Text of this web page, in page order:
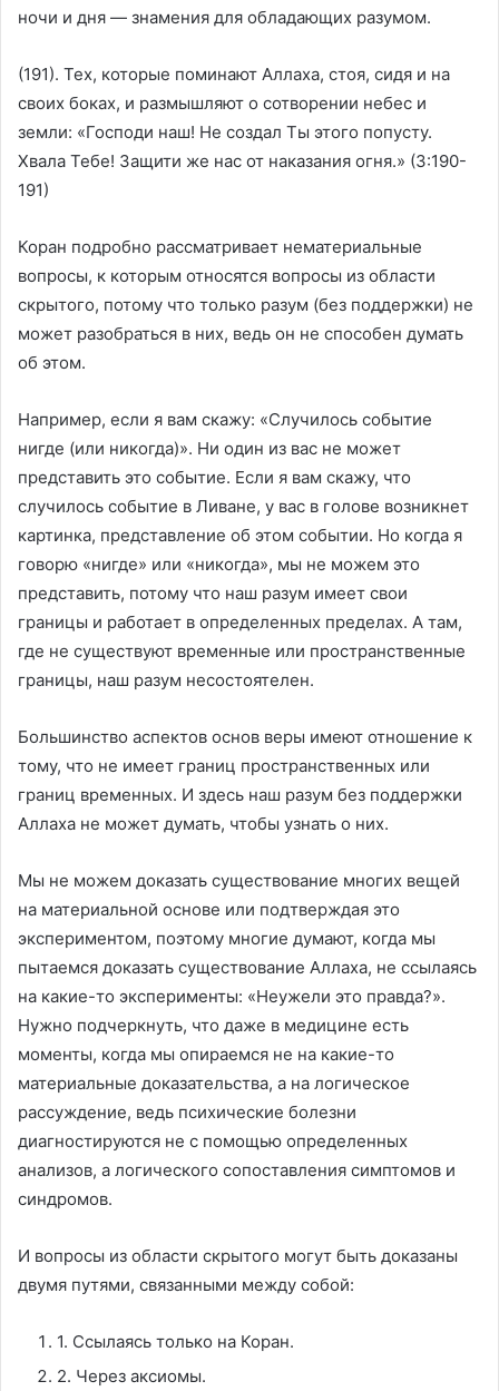
ночи и дня — знамения для обладающих разумом.
(191). Тех, которые поминают Аллаха, стоя, сидя и на
своих боках, и размышляют о сотворении небес и
земли: «Господи наш! Не создал Ты этого попусту.
Хвала Тебе! Защити же нас от наказания огня.» (3:190-
191)
Коран подробно рассматривает нематериальные
вопросы, к которым относятся вопросы из области
скрытого, потому что только разум (без поддержки) не
может разобраться в них, ведь он не способен думать
об этом.
Например, если я вам скажу: «Случилось событие
нигде (или никогда)». Ни один из вас не может
представить это событие. Если я вам скажу, что
случилось событие в Ливане, у вас в голове возникнет
картинка, представление об этом событии. Но когда я
говорю «нигде» или «никогда», мы не можем это
представить, потому что наш разум имеет свои
границы и работает в определенных пределах. А там,
где не существуют временные или пространственные
границы, наш разум несостоятелен.
Большинство аспектов основ веры имеют отношение к
тому, что не имеет границ пространственных или
границ временных. И здесь наш разум без поддержки
Аллаха не может думать, чтобы узнать о них.
Мы не можем доказать существование многих вещей
на материальной основе или подтверждая это
экспериментом, поэтому многие думают, когда мы
пытаемся доказать существование Аллаха, не ссылаясь
на какие-то эксперименты: «Неужели это правда?».
Нужно подчеркнуть, что даже в медицине есть
моменты, когда мы опираемся не на какие-то
материальные доказательства, а на логическое
рассуждение, ведь психические болезни
диагностируются не с помощью определенных
анализов, а логического сопоставления симптомов и
синдромов.
И вопросы из области скрытого могут быть доказаны
двумя путями, связанными между собой:
1. Ссылаясь только на Коран.
2. Через аксиомы.